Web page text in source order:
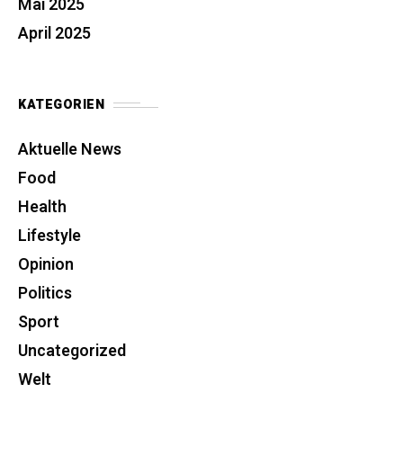
Mai 2025
April 2025
KATEGORIEN
Aktuelle News
Food
Health
Lifestyle
Opinion
Politics
Sport
Uncategorized
Welt